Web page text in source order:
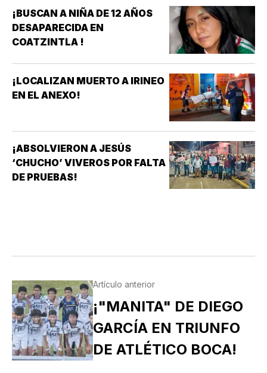
¡BUSCAN A NIÑA DE 12 AÑOS
DESAPARECIDA EN
COATZINTLA !
¡LOCALIZAN MUERTO A IRINEO
EN EL ANEXO!
¡ABSOLVIERON A JESÚS
‘CHUCHO’ VIVEROS POR FALTA
DE PRUEBAS!
Artículo anterior
¡"MANITA" DE DIEGO
GARCÍA EN TRIUNFO
DE ATLÉTICO BOCA!